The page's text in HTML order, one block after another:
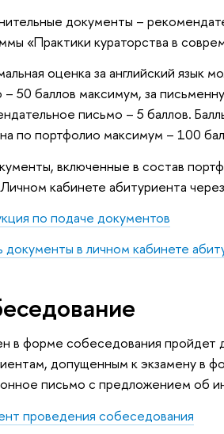
документы –
«Практики кураторства в
оценка за английский язык
– 50 баллов максимум, за
письмо – 5 баллов.
по портфолио максимум – 100
включенные в состав
кабинете абитуриента
по подаче документов
документы в личном кабинете
в форме собеседования пройдет
допущенным к экзамену в
письмо с предложением об
проведения собеседования